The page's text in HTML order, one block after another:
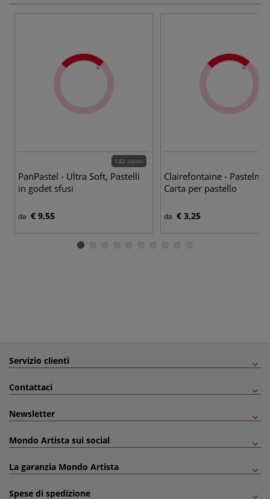
142 colori
PanPastel - Ultra Soft, Pastelli
in godet sfusi
da € 9,55
Clairefontaine -
Carta per pastello
da € 3,25
Servizio clienti
Contattaci
Newsletter
Mondo Artista sui social
La garanzia Mondo Artista
Spese di spedizione